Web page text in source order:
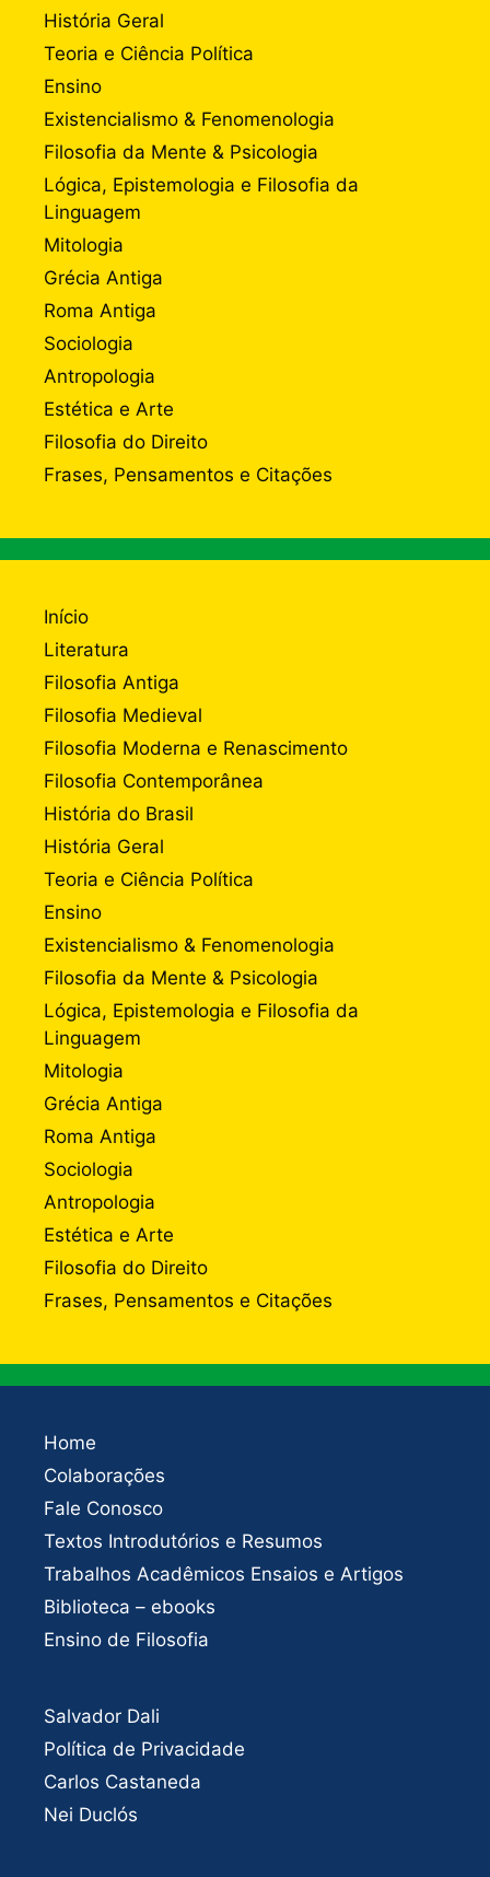
História Geral
Teoria e Ciência Política
Ensino
Existencialismo & Fenomenologia
Filosofia da Mente & Psicologia
Lógica, Epistemologia e Filosofia da
Linguagem
Mitologia
Grécia Antiga
Roma Antiga
Sociologia
Antropologia
Estética e Arte
Filosofia do Direito
Frases, Pensamentos e Citações
Início
Literatura
Filosofia Antiga
Filosofia Medieval
Filosofia Moderna e Renascimento
Filosofia Contemporânea
História do Brasil
História Geral
Teoria e Ciência Política
Ensino
Existencialismo & Fenomenologia
Filosofia da Mente & Psicologia
Lógica, Epistemologia e Filosofia da
Linguagem
Mitologia
Grécia Antiga
Roma Antiga
Sociologia
Antropologia
Estética e Arte
Filosofia do Direito
Frases, Pensamentos e Citações
Home
Colaborações
Fale Conosco
Textos Introdutórios e Resumos
Trabalhos Acadêmicos Ensaios e Artigos
Biblioteca – ebooks
Ensino de Filosofia
Salvador Dali
Política de Privacidade
Carlos Castaneda
Nei Duclós